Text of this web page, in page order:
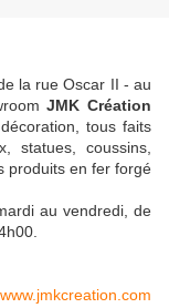
la rue Oscar II - au
JMK Création
tous faits
statues, coussins,
produits en fer forgé
au vendredi, de
www.jmkcreation.com